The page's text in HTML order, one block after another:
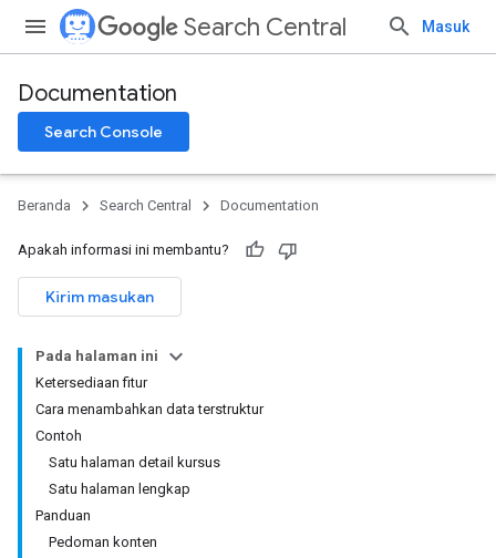
Search Central Masuk
Documentation
Search Console
Beranda Search Central Documentation
Apakah informasi ini membantu?
Kirim masukan
Pada halaman ini
Ketersediaan fitur
Cara menambahkan data terstruktur
Contoh
Satu halaman detail kursus
Satu halaman lengkap
Panduan
Pedoman konten